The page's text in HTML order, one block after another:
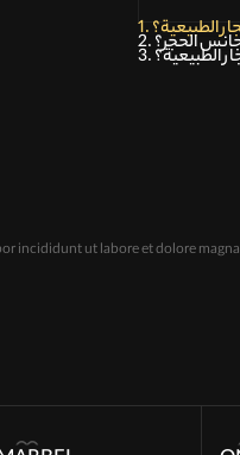
الطبيعية؟
الحجر؟
الطبيعية؟
incididunt ut labore et dolore